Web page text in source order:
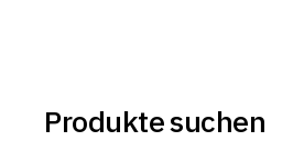
Produkte suchen